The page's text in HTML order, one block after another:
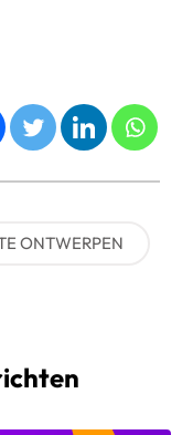
ONTWERPEN